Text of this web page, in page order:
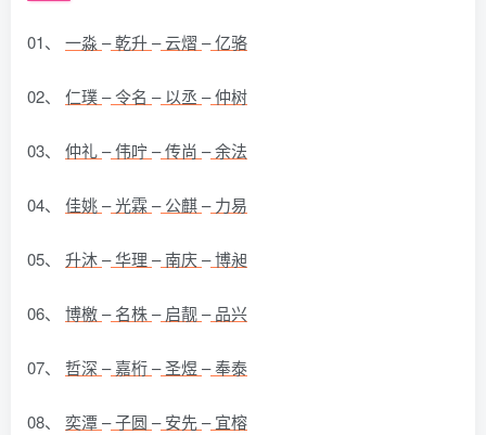
01、 一淼 –乾升–云熠 –亿骆
02、 仁璞–令名 –以丞 –仲树
03、 仲礼–伟咛–传尚 –余法
04、 佳姚–光霖 –公麒–力易
05、 升沐–华理 –南庆–博昶
06、 博檄–名株–启靓–品兴
07、 哲深 –嘉桁–圣煜 –奉泰
08、 奕潭–子圆 –安先 –宜榕